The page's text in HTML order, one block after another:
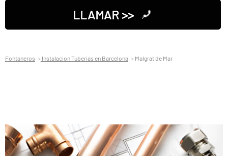
LLAMAR >>
Fontaneros Instalacion Tuberias en Barcelona Malgrat de Mar